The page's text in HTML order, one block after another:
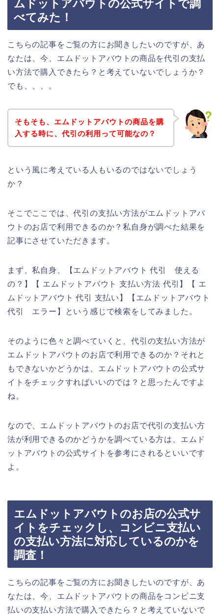
ムドットアバウトの公式サイトで調
べてみた！
こちらの記事をご覧の方にお聞きしたいのですが、あ
なたは、今、エムドットアバウトの商品を代引の支払
い方法で購入できたら？と考えていないでしょうか？
でも、、、。
そもそも、エムドットアバウトの商品を購
入する時に、代引の利用って可能なの？
という風に考えている人もいるのではないでしょう
か？
そこでここでは、代引の支払い方法がエムドットアバ
ウトのお店で利用できるのか？私自身が調べた結果を
記事にさせていただきます。
まず、私自身、【エムドットアバウト 代引 使える
の？】【 エムドットアバウト 支払い方法 代引】【 エ
ムドットアバウト 代引 支払い】【エムドットアバウト
代引 エラー】という感じで検索をしてみました。
そのように色々と調べていくと、代引の支払い方法が
エムドットアバウトのお店で利用できるのか？それと
もできないかどうかは、エムドットアバウトの公式サ
イトをチェックすればいいのでは？と思ったんですよ
ね。
なので、エムドットアバウトのお店で代引の支払い方
法が利用できるのかどうかを調べている方は、エムド
ットアバウトの公式サイトを参考にされるといいです
よ。
エムドットアバウトのお店の公式サ
イトをチェックし、コンビニ支払い
の支払い方法に対応しているのかを
調査！
こちらの記事をご覧の方にお聞きしたいのですが、あ
なたは、今、エムドットアバウトの商品をコンビニ支
払いの支払い方法で購入できたら？と考えていないで